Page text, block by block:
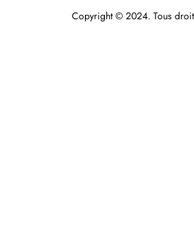
Copyright © 2024. Tous